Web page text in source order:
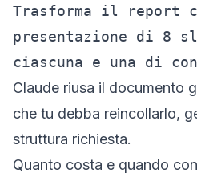
Trasforma il report
presentazione di 8
ciascuna e una di
Claude riusa il documento
che tu debba reincollarlo,
struttura richiesta.
Quanto costa e quando